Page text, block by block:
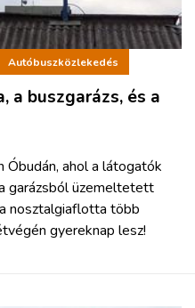
Autóbuszközlekedés
a buszgarázs, és a
ahol a látogatók
garázsból üzemeltetett
nosztalgiaflotta több
gyereknap lesz!